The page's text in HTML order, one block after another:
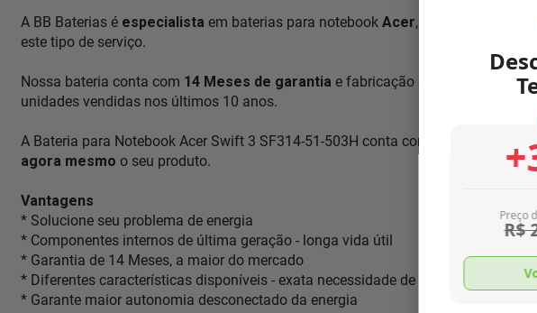
Preço
R$
A BB Baterias é especialista em baterias para notebook Acer, pois
este tipo de serviço.
Nossa bateria conta com 14 Meses de garantia e fabricação segundo normas
unidades vendidas nos últimos 10 anos.
A Bateria para Notebook Acer Swift 3 SF314-51-503H conta com as
agora mesmo o seu produto.
Vantagens
* Solucione seu problema de energia
* Componentes internos de última geração - longa vida útil
* Garantia de 14 Meses, a maior do mercado
* Diferentes características disponíveis - exata necessidade de seu aparelho
* Garante maior autonomia desconectado da energia